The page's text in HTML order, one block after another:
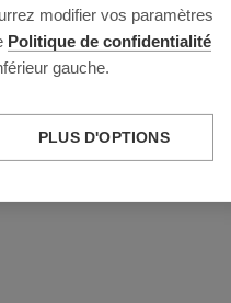
modifier vos paramètres
Politique de confidentialité
gauche.
PLUS D'OPTIONS